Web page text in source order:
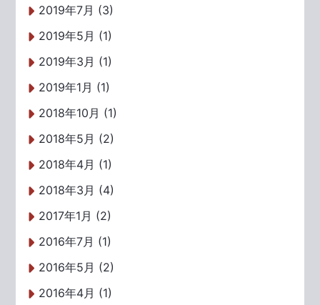
2019年7月 (3)
2019年5月 (1)
2019年3月 (1)
2019年1月 (1)
2018年10月 (1)
2018年5月 (2)
2018年4月 (1)
2018年3月 (4)
2017年1月 (2)
2016年7月 (1)
2016年5月 (2)
2016年4月 (1)